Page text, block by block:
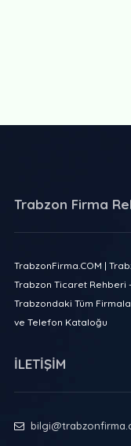
Trabzon Firma
TrabzonFirma.COM |
Trabzon Ticaret Rehberi
Trabzondaki Tüm
ve Telefon Kataloğu
İLETİŞİM